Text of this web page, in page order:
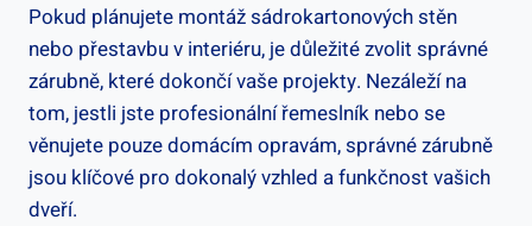
Pokud plánujete montáž sádrokartonových stěn
nebo přestavbu v interiéru, je důležité zvolit správné
zárubně, které dokončí vaše projekty. Nezáleží na
tom, jestli jste profesionální řemeslník nebo se
věnujete pouze domácím opravám, správné zárubně
jsou klíčové pro dokonalý vzhled a funkčnost vašich
dveří.